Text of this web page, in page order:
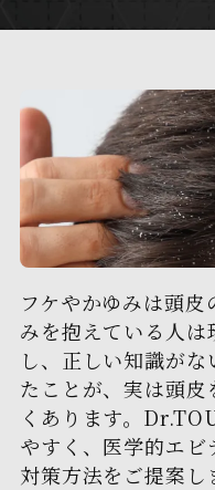
フケやかゆみは頭
みを抱えている人
し、正しい知識が
たことが、実は頭
くあります。
やすく、医学的エビ
対策方法をご提案し